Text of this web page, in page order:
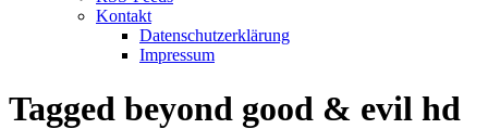
Kontakt
Datenschutzerklärung
Impressum
Tagged beyond good & evil hd